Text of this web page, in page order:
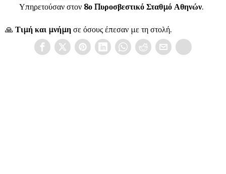
Υπηρετούσαν στον 8ο Πυροσβεστικό Σταθμό Αθηνών.
🙏 Τιμή και μνήμη σε όσους έπεσαν με τη στολή.